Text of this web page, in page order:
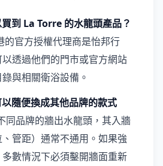
到 La Torre 的水龍頭產品？
的官方授權代理商是怡邦行
以透過他們的門市或官方網站
與相關衛浴設備。
隨便換成其他品牌的款式
同品牌的牆出水龍頭，其入牆
管距）通常不通用。如果強
數情況下必須鑿開牆面重新